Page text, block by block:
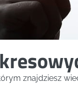
znajdziesz